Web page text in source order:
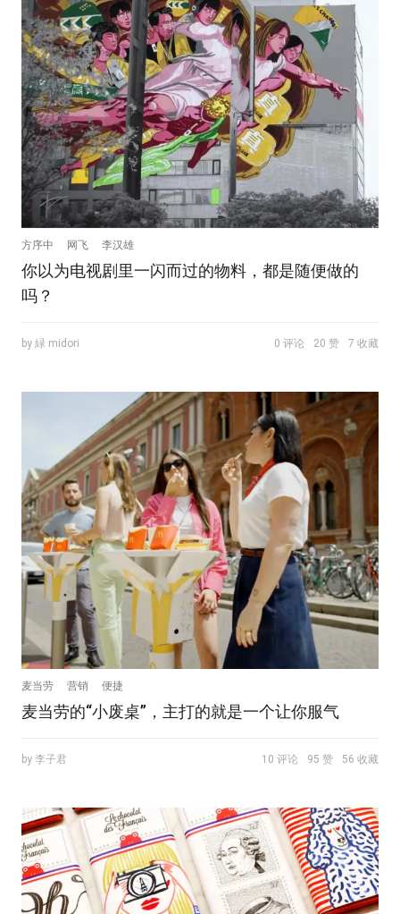
方序中 网飞 李汉雄
你以为电视剧里一闪而过的物料，都是随便做的
吗？
by 緑 midori 0 评论 20 赞 7 收藏
麦当劳 营销 便捷
麦当劳的“小废桌”，主打的就是一个让你服气
by 李子君 10 评论 95 赞 56 收藏